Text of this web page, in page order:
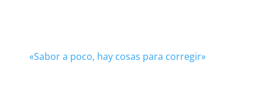
«Sabor a poco, hay cosas para corregir»